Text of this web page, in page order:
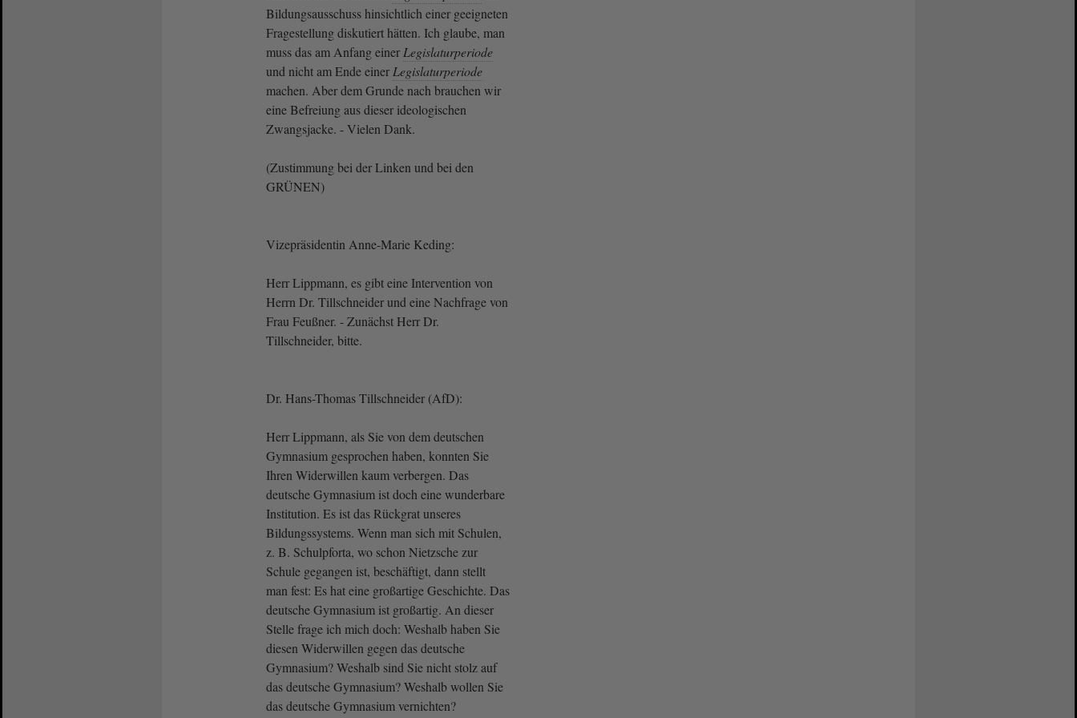
Bildungsausschuss hinsichtlich einer geeigneten
Fragestellung diskutiert hätten. Ich glaube, man
muss das am Anfang einer Legislaturperiode
und nicht am Ende einer Legislaturperiode
machen. Aber dem Grunde nach brauchen wir
eine Befreiung aus dieser ideologischen
Zwangsjacke. - Vielen Dank.
(Zustimmung bei der Linken und bei den
GRÜNEN)
Vizepräsidentin Anne-Marie Keding:
Herr Lippmann, es gibt eine Intervention von
Herrn Dr. Tillschneider und eine Nachfrage von
Frau Feußner. - Zunächst Herr Dr.
Tillschneider, bitte.
Dr. Hans-Thomas Tillschneider (AfD):
Herr Lippmann, als Sie von dem deutschen
Gymnasium gesprochen haben, konnten Sie
Ihren Widerwillen kaum verbergen. Das
deutsche Gymnasium ist doch eine wunderbare
Institution. Es ist das Rückgrat unseres
Bildungssystems. Wenn man sich mit Schulen,
z. B. Schulpforta, wo schon Nietzsche zur
Schule gegangen ist, beschäftigt, dann stellt
man fest: Es hat eine großartige Geschichte. Das
deutsche Gymnasium ist großartig. An dieser
Stelle frage ich mich doch: Weshalb haben Sie
diesen Widerwillen gegen das deutsche
Gymnasium? Weshalb sind Sie nicht stolz auf
das deutsche Gymnasium? Weshalb wollen Sie
das deutsche Gymnasium vernichten?